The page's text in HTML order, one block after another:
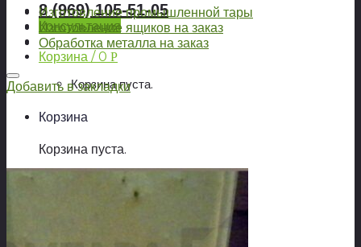
8 (969) 105-51-05
Консультация
Корзина /0 Р
Корзина пуста.
Корзина
Корзина пуста.
Изготовление промышленной тары
Изготовление ящиков на заказ
Обработка металла на заказ
Добавить в закладки